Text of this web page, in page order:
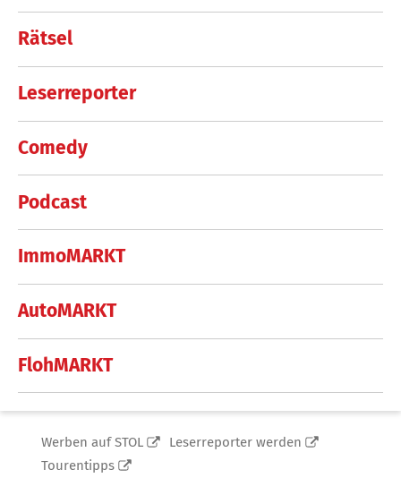
Rätsel
Leserreporter
Comedy
Podcast
ImmoMARKT
AutoMARKT
FlohMARKT
Werben auf STOL
Leserreporter werden
Tourentipps